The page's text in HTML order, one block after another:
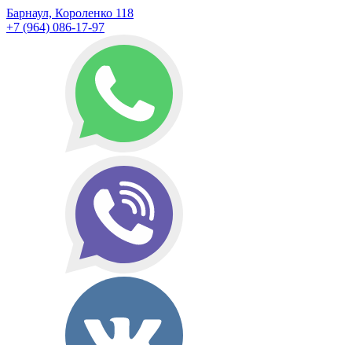
Барнаул, Короленко 118
+7 (964) 086-17-97